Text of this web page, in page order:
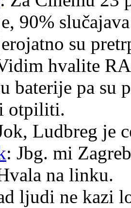
90%
su
hvalite
baterije pa su
otpiliti.
Ludbreg je
: Jbg. mi
na linku.
ljudi ne kazi